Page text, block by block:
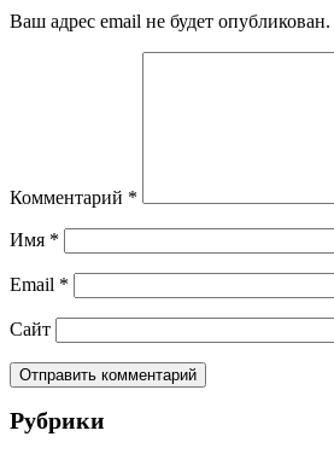
Ваш адрес email не будет опубликован.
Комментарий *
Имя *
Email *
Сайт
Рубрики